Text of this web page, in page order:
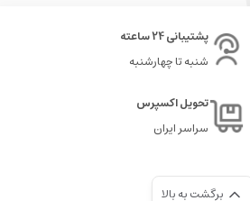
پشتیبانی 24 ساعته
شنبه تا چهارشنبه
تحویل اکسپرس
سراسر ایران
برگشت به بالا